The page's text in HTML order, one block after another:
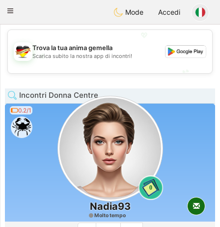
DeutschDating
Toggle
Mode Accedi
💖
💕
Trova la tua anima gemella
Scarica subito la nostra app di incontri!
Incontri Donna Centre
0.2/1
0
Nadia93
Molto tempo